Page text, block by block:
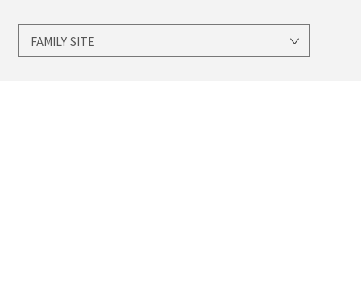
FAMILY SITE
지오시스템